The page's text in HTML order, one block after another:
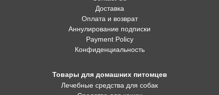
Доставка
Оплата и возврат
Аннулирование подписки
Payment Policy
Конфиденциальность
Товары для домашних питомцев
Лечебные средства для собак